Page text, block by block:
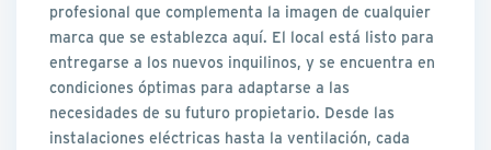
profesional que complementa la imagen de cualquier
marca que se establezca aquí. El local está listo para
entregarse a los nuevos inquilinos, y se encuentra en
condiciones óptimas para adaptarse a las
necesidades de su futuro propietario. Desde las
instalaciones eléctricas hasta la ventilación, cada